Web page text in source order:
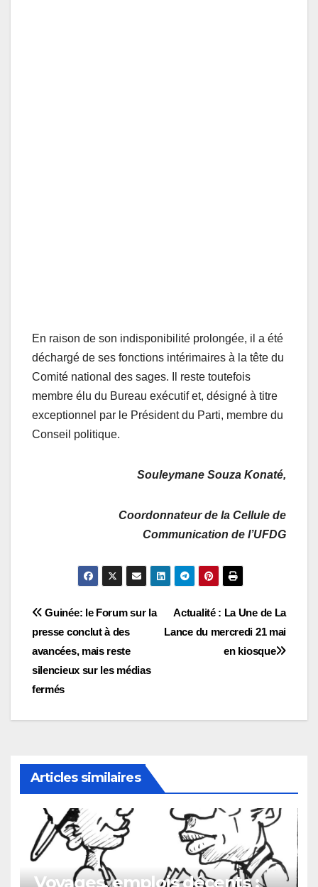
En raison de son indisponibilité prolongée, il a été
déchargé de ses fonctions intérimaires à la tête du
Comité national des sages. Il reste toutefois
membre élu du Bureau exécutif et, désigné à titre
exceptionnel par le Président du Parti, membre du
Conseil politique.
Souleymane Souza Konaté,
Coordonnateur de la Cellule de
Communication de l’UFDG
Navigation
de
l’article
Actualité : La Une de La
Lance du mercredi 21 mai
en kiosque
Guinée: le Forum sur la
presse conclut à des
avancées, mais reste
silencieux sur les médias
fermés
Articles similaires
Voyages, emplois décents :